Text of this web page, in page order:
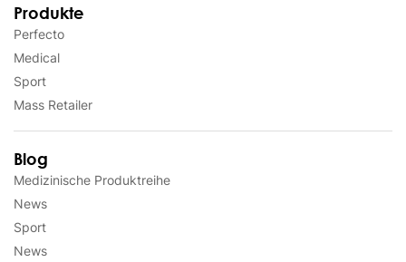
Produkte
Perfecto
Medical
Sport
Mass Retailer
Blog
Medizinische Produktreihe
News
Sport
News